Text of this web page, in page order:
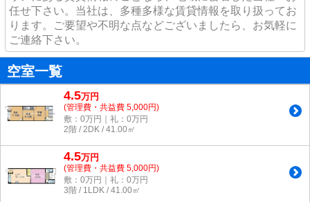
任せ下さい。当社は、多種多様な賃貸情報を取り扱ってお
ります。ご要望や不明な点などございましたら、お気軽に
ご連絡下さい。
空室一覧
4.5万円
(管理費・共益費 5,000円)
敷：0万円｜礼：0万円
2階 / 2DK / 41.00㎡
4.5万円
(管理費・共益費 5,000円)
敷：0万円｜礼：0万円
3階 / 1LDK / 41.00㎡